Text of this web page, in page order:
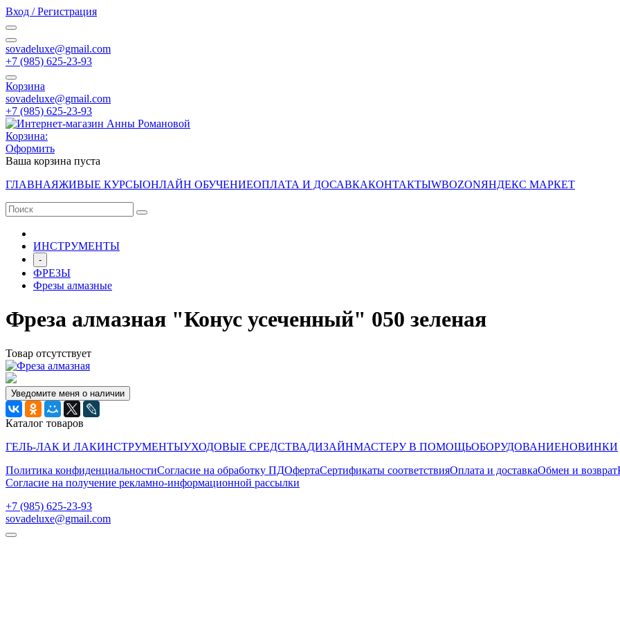
Вход / Регистрация
sovadeluxe@gmail.com
‭+7 (985) 625-23-93‬
Корзина
sovadeluxe@gmail.com
‭+7 (985) 625-23-93‬
Корзина:
Оформить
Ваша корзина пуста
ГЛАВНАЯЖИВЫЕ КУРСЫОНЛАЙН ОБУЧЕНИЕОПЛАТА И ДОСАВКАКОНТАКТЫWBOZONЯНДЕКС МАРКЕТ
ИНСТРУМЕНТЫ
-
ФРЕЗЫ
Фрезы алмазные
Фреза алмазная "Конус усеченный" 050 зеленая
Товар отсутствует
Уведомите меня о наличии
Каталог товаров
ГЕЛЬ-ЛАК И ЛАКИНСТРУМЕНТЫУХОДОВЫЕ СРЕДСТВАДИЗАЙНМАСТЕРУ В ПОМОЩЬОБОРУДОВАНИЕНОВИНКИ
Политика конфиденциальностиСогласие на обработку ПДОфертаСертификаты соответствияОплата и доставкаОбмен и возврат
Согласие на получение рекламно-информационной рассылки
‭+7 (985) 625-23-93‬
sovadeluxe@gmail.com